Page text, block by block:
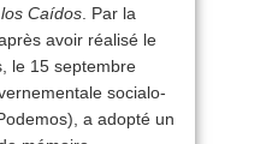
Caídos . Par la
avoir réalisé le
le 15 septembre
socialo-
a adopté un